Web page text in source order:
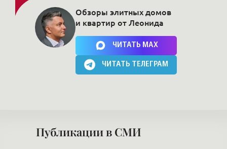
Нажимая на кнопку, Вы соглашаетесь c политикой сайта
Обзоры элитных домов
и квартир от Леонида
ЧИТАТЬ MAX
ЧИТАТЬ ТЕЛЕГРАМ
Публикации в СМИ